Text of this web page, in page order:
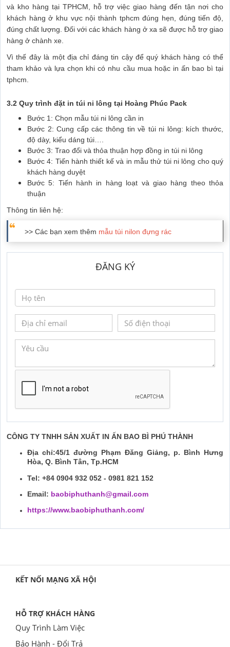
và kho hàng tại TPHCM, hỗ trợ việc giao hàng đến tận nơi cho
khách hàng ở khu vực nội thành tphcm đúng hẹn, đúng tiến độ,
đúng chất lượng. Đối với các khách hàng ở xa sẽ được hỗ trợ giao
hàng ở chành xe.
Vì thế đây là một địa chỉ đáng tin cậy để quý khách hàng có thể
tham khảo và lựa chọn khi có nhu cầu mua hoặc in ấn bao bì tại
tphcm.
3.2 Quy trình đặt in túi ni lông tại Hoàng Phúc Pack
Bước 1: Chọn mẫu túi ni lông cần in
Bước 2: Cung cấp các thông tin về túi ni lông: kích thước,
độ dày, kiểu dáng túi….
Bước 3: Trao đổi và thỏa thuận hợp đồng in túi ni lông
Bước 4: Tiến hành thiết kế và in mẫu thử túi ni lông cho quý
khách hàng duyệt
Bước 5: Tiến hành in hàng loạt và giao hàng theo thỏa
thuận
Thông tin liên hệ:
>> Các bạn xem thêm mẫu túi nilon đựng rác
ĐĂNG KÝ
GỬI YÊU CẦU
CÔNG TY TNHH SẢN XUẤT IN ẤN BAO BÌ PHÚ THÀNH
Địa chỉ:45/1 đường Phạm Đăng Giảng, p. Bình Hưng
Hòa, Q. Bình Tân, Tp.HCM
Tel: +84 0904 932 052 - 0981 821 152
Email: baobiphuthanh@gmail.com
https://www.baobiphuthanh.com/
KẾT NỐI MẠNG XÃ HỘI
HỖ TRỢ KHÁCH HÀNG
Quy Trình Làm Việc
Bảo Hành - Đổi Trả